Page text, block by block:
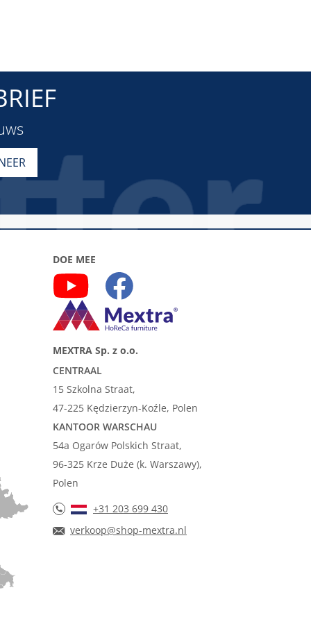
DOE MEE
MEXTRA Sp. z o.o.
CENTRAAL
15 Szkolna Straat,
47-225 Kędzierzyn-Koźle, Polen
KANTOOR WARSCHAU
54a Ogarów Polskich Straat,
96-325 Krze Duże (k. Warszawy),
Polen
+31 203 699 430
verkoop@shop-mextra.nl